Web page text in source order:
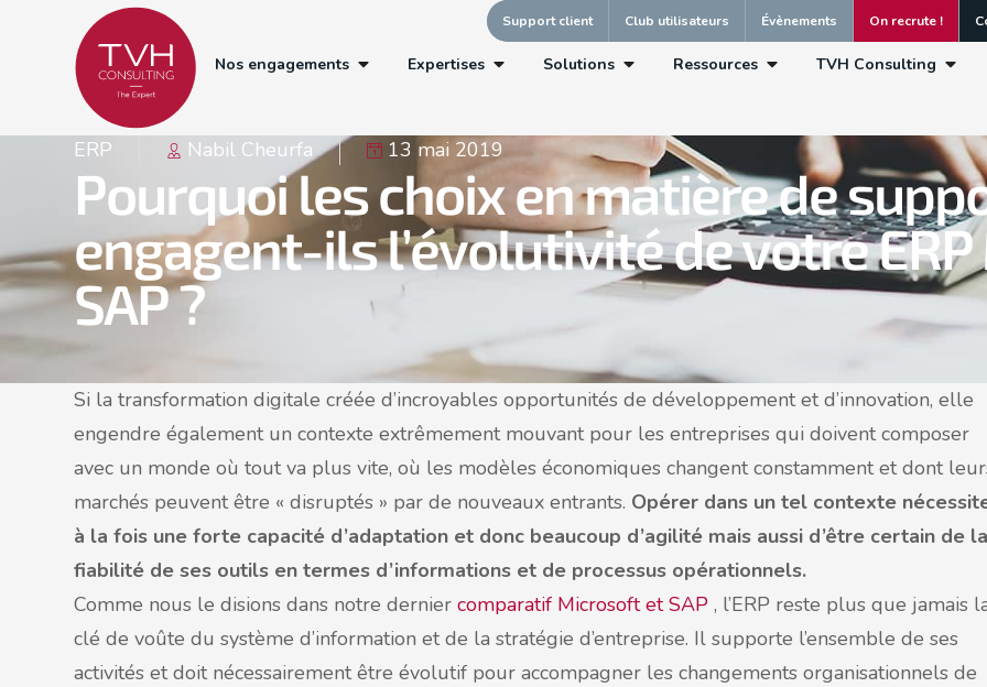
Support client Club utilisateurs Évènements On recrute !
Nos engagements Expertises Solutions Ressources TVH Consulting
ERP Nabil Cheurfa 13 mai 2019
Pourquoi les choix en matière de
engagent-ils l’évolutivité de votre
SAP ?
Si la transformation digitale créée d’incroyables opportunités de développement et d’innovation, elle
engendre également un contexte extrêmement mouvant pour les entreprises qui doivent composer
avec un monde où tout va plus vite, où les modèles économiques changent constamment et dont
marchés peuvent être « disruptés » par de nouveaux entrants. Opérer dans un tel contexte
à la fois une forte capacité d’adaptation et donc beaucoup d’agilité mais aussi d’être certain de la
fiabilité de ses outils en termes d’informations et de processus opérationnels.
Comme nous le disions dans notre dernier comparatif Microsoft et SAP , l’ERP reste plus que jamais
clé de voûte du système d’information et de la stratégie d’entreprise. Il supporte l’ensemble de ses
activités et doit nécessairement être évolutif pour accompagner les changements organisationnels de